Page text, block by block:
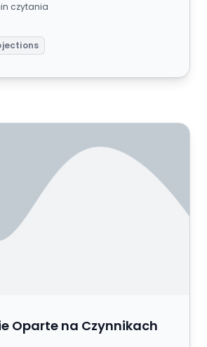
czytania
na Czynnikach
Oparte na Czynnikach